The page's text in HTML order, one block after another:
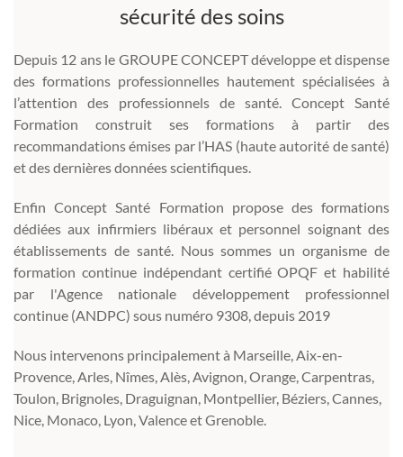
sécurité des soins
Depuis 12 ans le GROUPE CONCEPT développe et dispense
des formations professionnelles hautement spécialisées à
l’attention des professionnels de santé. Concept Santé
Formation construit ses formations à partir des
recommandations émises par l’HAS (haute autorité de santé)
et des dernières données scientifiques.
Enfin Concept Santé Formation propose des formations
dédiées aux infirmiers libéraux et personnel soignant des
établissements de santé. Nous sommes un organisme de
formation continue indépendant certifié OPQF et habilité
par l'Agence nationale développement professionnel
continue (ANDPC) sous numéro 9308, depuis 2019
Nous intervenons principalement à Marseille, Aix-en-
Provence, Arles, Nîmes, Alès, Avignon, Orange, Carpentras,
Toulon, Brignoles, Draguignan, Montpellier, Béziers, Cannes,
Nice, Monaco, Lyon, Valence et Grenoble.